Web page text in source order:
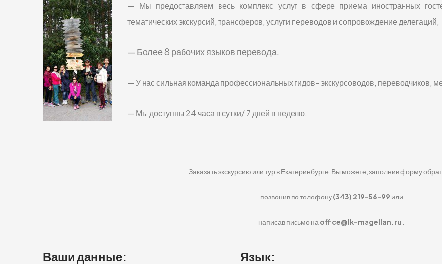
— Мы предоставляем весь комплекс услуг в сфере приема иностранных
тематических экскурсий, трансферов, услуги переводов и сопровождение делегаций,
— Более 8 рабочих языков перевода.
— У нас сильная команда профессиональных гидов- экскурсоводов, переводчиков,
— Мы доступны 24 часа в сутки/ 7 дней в неделю.
Заказать экскурсию или тур в Екатеринбурге, Вы можете, заполнив форму
позвонив по телефону(343) 219-56-99 или
написав письмо на office@lk-magellan.ru.
Ваши данные: Язык: